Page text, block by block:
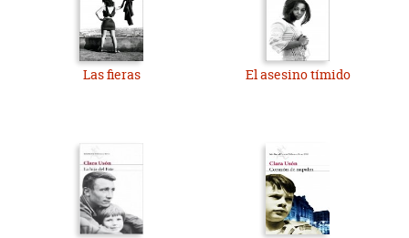
Las fieras El asesino tímido